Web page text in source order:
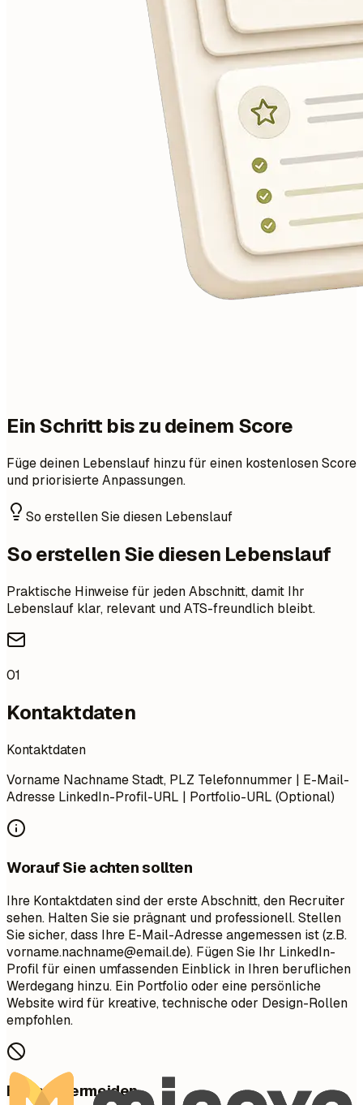
Ein Schritt bis zu deinem Score
Füge deinen Lebenslauf hinzu für einen kostenlosen Score
und priorisierte Anpassungen.
So erstellen Sie diesen Lebenslauf
So erstellen Sie diesen Lebenslauf
Praktische Hinweise für jeden Abschnitt, damit Ihr
Lebenslauf klar, relevant und ATS-freundlich bleibt.
01
Kontaktdaten
Kontaktdaten
Vorname Nachname Stadt, PLZ Telefonnummer | E-Mail-
Adresse LinkedIn-Profil-URL | Portfolio-URL (Optional)
Worauf Sie achten sollten
Ihre Kontaktdaten sind der erste Abschnitt, den Recruiter
sehen. Halten Sie sie prägnant und professionell. Stellen
Sie sicher, dass Ihre E-Mail-Adresse angemessen ist (z.B.
vorname.nachname@email.de). Fügen Sie Ihr LinkedIn-
Profil für einen umfassenden Einblick in Ihren beruflichen
Werdegang hinzu. Ein Portfolio oder eine persönliche
Website wird für kreative, technische oder Design-Rollen
empfohlen.
Besser vermeiden